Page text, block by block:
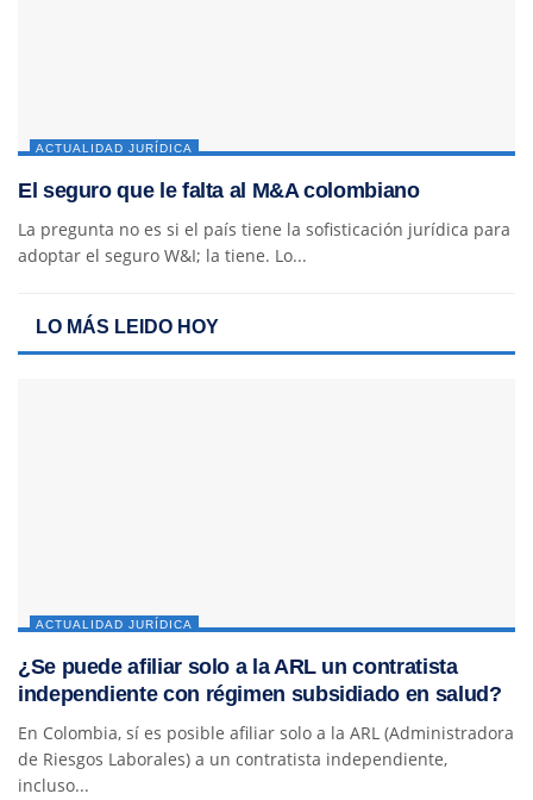
ACTUALIDAD JURÍDICA
El seguro que le falta al M&A colombiano
La pregunta no es si el país tiene la sofisticación jurídica para
adoptar el seguro W&I; la tiene. Lo...
LO MÁS LEIDO HOY
ACTUALIDAD JURÍDICA
¿Se puede afiliar solo a la ARL un contratista
independiente con régimen subsidiado en salud?
En Colombia, sí es posible afiliar solo a la ARL (Administradora
de Riesgos Laborales) a un contratista independiente,
incluso...